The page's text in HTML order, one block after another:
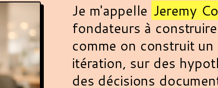
Je m'appelle Jeremy
fondateurs à
comme on construit
itération, sur des
des décisions